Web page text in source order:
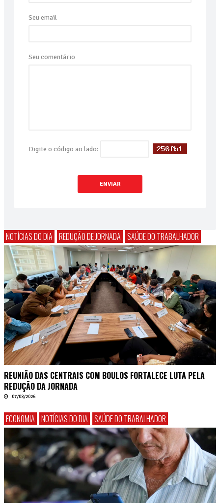
Seu email
Seu comentário
Digite o código ao lado:
ENVIAR
NOTÍCIAS DO DIA REDUÇÃO DE JORNADA SAÚDE DO TRABALHADOR
REUNIÃO DAS CENTRAIS COM BOULOS FORTALECE LUTA PELA
REDUÇÃO DA JORNADA
07/08/2026
ECONOMIA NOTÍCIAS DO DIA SAÚDE DO TRABALHADOR